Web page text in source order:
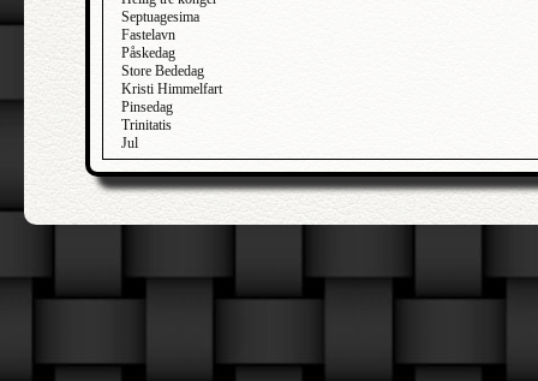
Septuagesima
Fastelavn
Påskedag
Store Bededag
Kristi Himmelfart
Pinsedag
Trinitatis
Jul